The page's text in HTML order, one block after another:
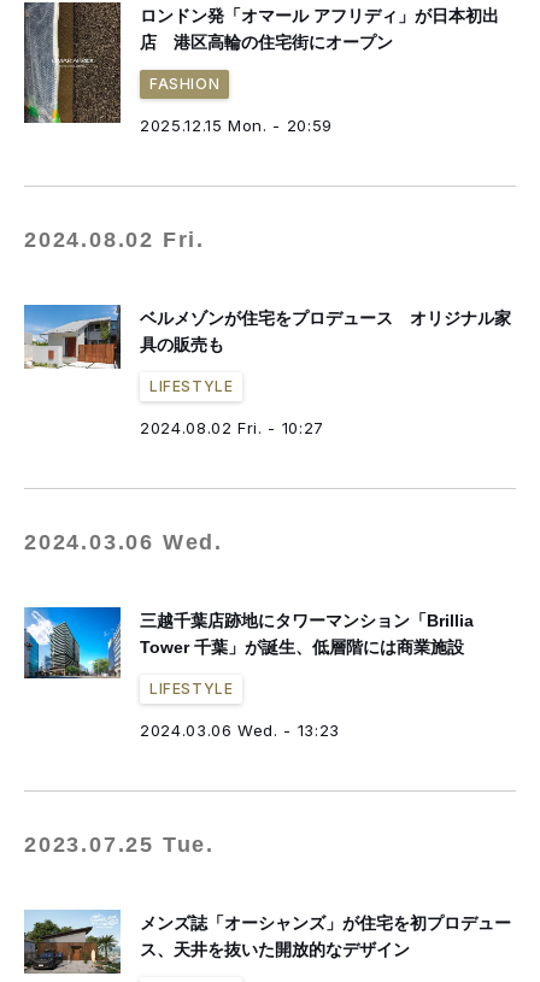
ロンドン発「オマール アフリディ」が日本初出
店 港区高輪の住宅街にオープン
FASHION
2025.12.15 Mon. - 20:59
2024.08.02 Fri.
ベルメゾンが住宅をプロデュース オリジナル家
具の販売も
LIFESTYLE
2024.08.02 Fri. - 10:27
2024.03.06 Wed.
三越千葉店跡地にタワーマンション「Brillia
Tower 千葉」が誕生、低層階には商業施設
LIFESTYLE
2024.03.06 Wed. - 13:23
2023.07.25 Tue.
メンズ誌「オーシャンズ」が住宅を初プロデュー
ス、天井を抜いた開放的なデザイン